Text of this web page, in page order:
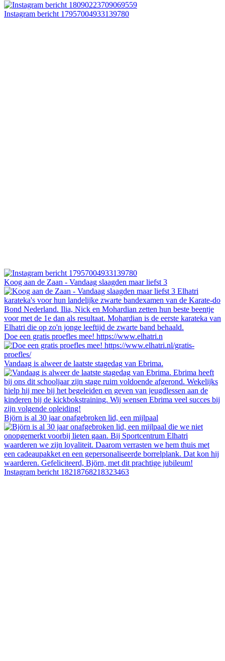
Instagram bericht 17957004933139780
Koog aan de Zaan - Vandaag slaagden maar liefst 3
Doe een gratis proefles mee! https://www.elhatri.n
Vandaag is alweer de laatste stagedag van Ebrima.
Björn is al 30 jaar onafgebroken lid, een mijlpaal
Instagram bericht 18218768218323463